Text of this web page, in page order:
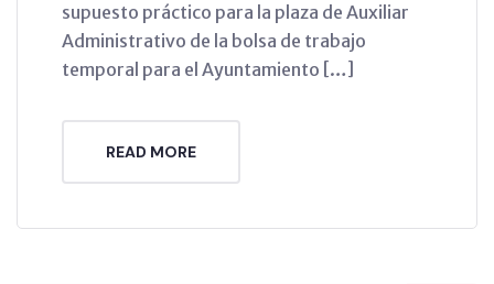
supuesto práctico para la plaza de Auxiliar
Administrativo de la bolsa de trabajo
temporal para el Ayuntamiento […]
READ MORE